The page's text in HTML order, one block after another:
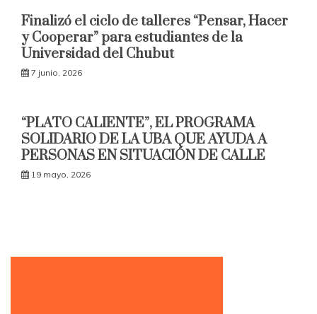
Finalizó el ciclo de talleres “Pensar, Hacer
y Cooperar” para estudiantes de la
Universidad del Chubut
7 junio, 2026
“PLATO CALIENTE”, EL PROGRAMA
SOLIDARIO DE LA UBA QUE AYUDA A
PERSONAS EN SITUACIÓN DE CALLE
19 mayo, 2026